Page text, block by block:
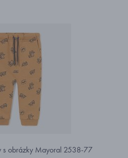
s obrázky Mayoral 2538-77